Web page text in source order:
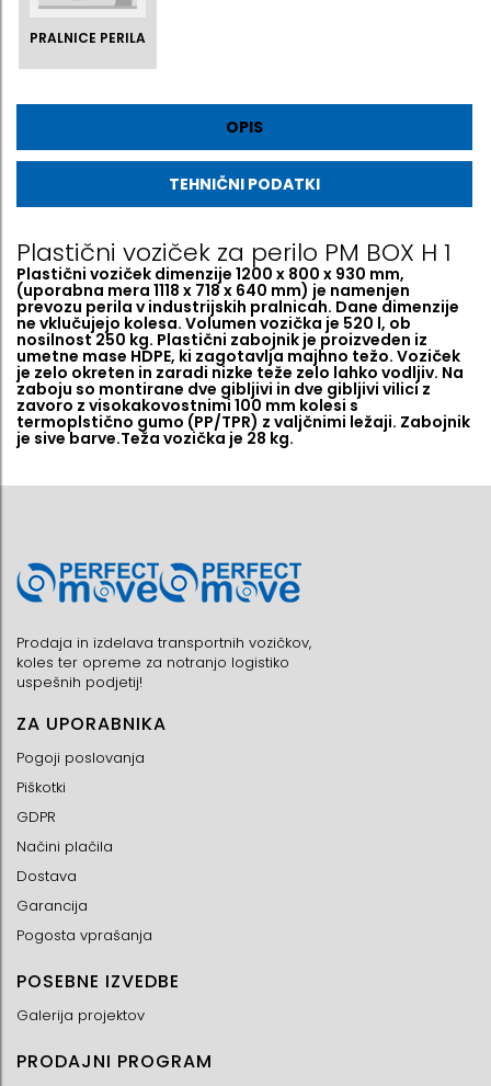
PRALNICE PERILA
OPIS
TEHNIČNI PODATKI
Plastični voziček za perilo PM BOX H 1
Plastični voziček dimenzije 1200 x 800 x 930 mm,
(uporabna mera 1118 x 718 x 640 mm) je namenjen
prevozu perila v industrijskih pralnicah. Dane dimenzije
ne vklučujejo kolesa. Volumen vozička je 520 l, ob
nosilnost 250 kg. Plastični zabojnik je proizveden iz
umetne mase HDPE, ki zagotavlja majhno težo. Voziček
je zelo okreten in zaradi nizke teže zelo lahko vodljiv. Na
zaboju so montirane dve gibljivi in dve gibljivi vilici z
zavoro z visokakovostnimi 100 mm kolesi s
termoplstično gumo (PP/TPR) z valjčnimi ležaji. Zabojnik
je sive barve.Teža vozička je 28 kg.
Prodaja in izdelava transportnih vozičkov,
koles ter opreme za notranjo logistiko
uspešnih podjetij!
ZA UPORABNIKA
Pogoji poslovanja
Piškotki
GDPR
Načini plačila
Dostava
Garancija
Pogosta vprašanja
POSEBNE IZVEDBE
Galerija projektov
PRODAJNI PROGRAM